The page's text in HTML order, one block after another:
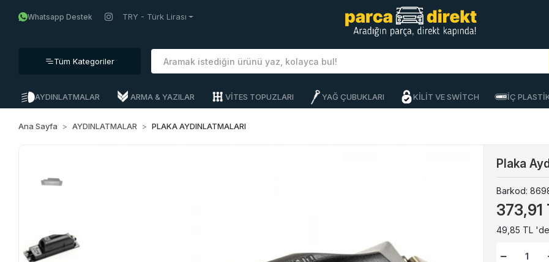
Whatsapp Destek TRY - Türk Lirası
Tüm Kategoriler
AYDINLATMALAR ARMA & YAZILAR VİTES TOPUZLARI YAĞ ÇUBUKLARI KİLİT VE SWİTCH İÇ
Ana Sayfa AYDINLATMALAR PLAKA AYDINLATMALARI
Plaka
Barkod:
373,91
49,85 TL